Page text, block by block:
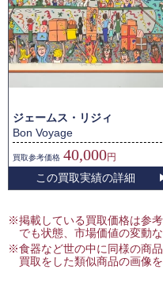
ジェームス・リジィ
Bon Voyage
買取参考価格 40,000円
この買取実績の詳細
※掲載している買取価格は参
でも状態、市場価値の変動
※食器など世の中に同様の商
買取をした類似商品の画像